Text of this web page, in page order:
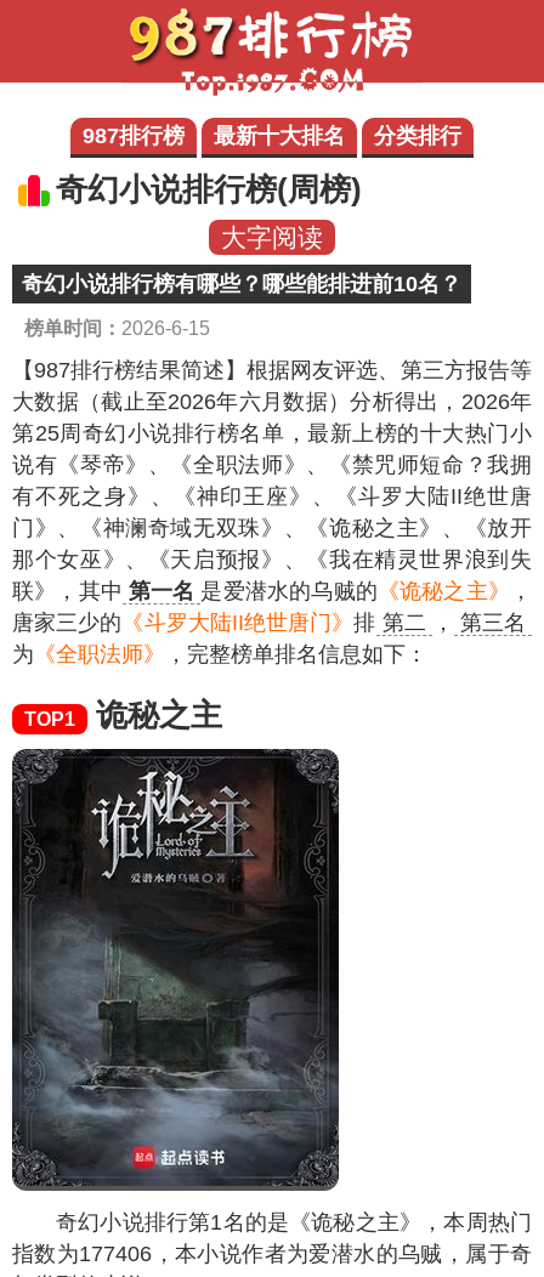
987排行榜 最新十大排名 分类排行
奇幻小说排行榜(周榜)
大字阅读
奇幻小说排行榜有哪些？哪些能排进前10名？
榜单时间： 2026-6-15
【987排行榜结果简述】 根据网友评选、第三方报告等
大数据（截止至2026年六月数据）分析得出，2026年
第25周奇幻小说排行榜名单，最新上榜的十大热门小
说有《琴帝》、《全职法师》、《禁咒师短命？我拥
有不死之身》、《神印王座》、《斗罗大陆II绝世唐
门》、《神澜奇域无双珠》、《诡秘之主》、《放开
那个女巫》、《天启预报》、《我在精灵世界浪到失
联》，其中 第一名 是爱潜水的乌贼的 《诡秘之主》
，
唐家三少的 《斗罗大陆II绝世唐门》排 第二 ，
第三名
为 《全职法师》 ，完整榜单排名信息如下：
TOP1 诡秘之主
奇幻小说排行第1名的是《诡秘之主》，本周热门
指数为177406 ，本小说作者为爱潜水的乌贼，属于奇